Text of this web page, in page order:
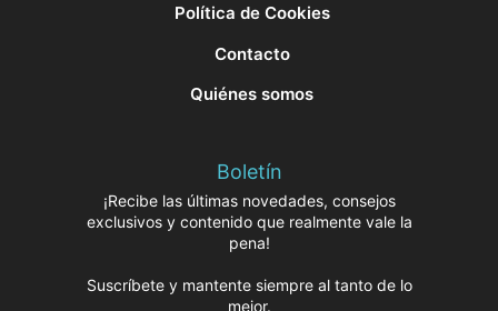
Política de Cookies
Contacto
Quiénes somos
Boletín
¡Recibe las últimas novedades, consejos
exclusivos y contenido que realmente vale la
pena!
Suscríbete y mantente siempre al tanto de lo
mejor.